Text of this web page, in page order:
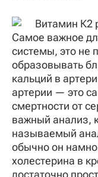
Самое важное
системы, это не
образовывать
кальций в
артерии — это
смертности от
важный анализ,
называемый
обычно он
холестерина в
достаточно